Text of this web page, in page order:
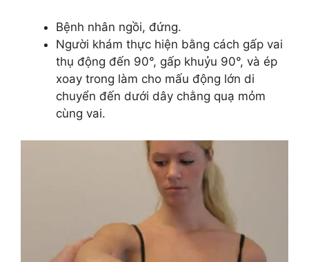
Bệnh nhân ngồi, đứng.
Người khám thực hiện bằng cách gấp vai
thụ động đến 90°, gấp khuỷu 90°, và ép
xoay trong làm cho mấu động lớn di
chuyển đến dưới dây chằng quạ mỏm
cùng vai.